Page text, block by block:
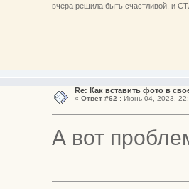
вчера решила быть счастливой. и
Re: Как вставить фото в
« Ответ #62 :Июнь 04, 2023,
А вот